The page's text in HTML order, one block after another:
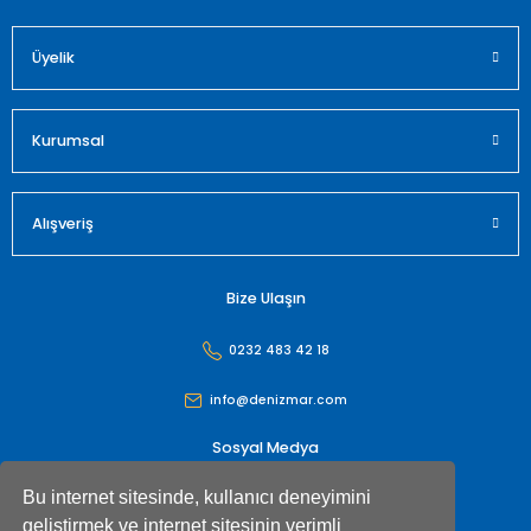
Bu internet sitesinde, kullanıcı deneyimini
geliştirmek ve internet sitesinin verimli
Üyelik
Kurumsal
Alışveriş
Bize Ulaşın
0232 483 42 18
info@denizmar.com
Sosyal Medya